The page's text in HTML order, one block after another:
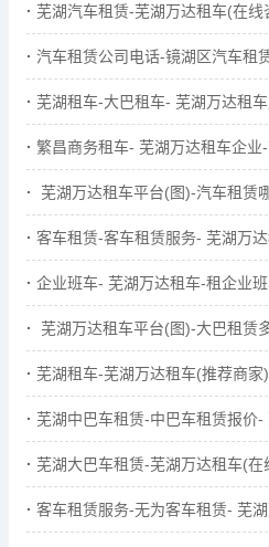
芜湖汽车租赁-芜湖万达租车(在
汽车租赁公司电话-镜湖区汽车租
芜湖租车-大巴租车- 芜湖万达租
繁昌商务租车- 芜湖万达租车企业
芜湖万达租车平台(图)-汽车租赁
客车租赁-客车租赁服务- 芜湖万
企业班车- 芜湖万达租车-租企业
芜湖万达租车平台(图)-大巴租赁
芜湖租车-芜湖万达租车(推荐商家
芜湖中巴车租赁-中巴车租赁报价
芜湖大巴车租赁-芜湖万达租车(
客车租赁服务-无为客车租赁- 芜